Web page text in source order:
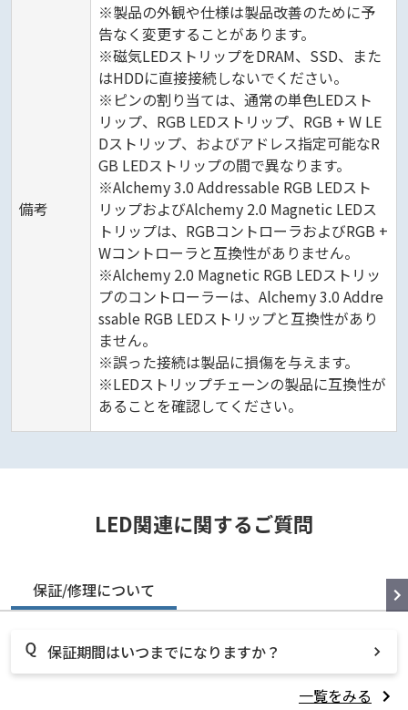
備考
※製品の外観や仕様は製品改善のために予
告なく変更することがあります。
※磁気LEDストリップをDRAM、SSD、また
はHDDに直接接続しないでください。
※ピンの割り当ては、通常の単色LEDスト
リップ、RGB LEDストリップ、RGB + W LE
Dストリップ、およびアドレス指定可能なR
GB LEDストリップの間で異なります。
※Alchemy 3.0 Addressable RGB LEDスト
リップおよびAlchemy 2.0 Magnetic LEDス
トリップは、RGBコントローラおよびRGB +
Wコントローラと互換性がありません。
※Alchemy 2.0 Magnetic RGB LEDストリッ
プのコントローラーは、Alchemy 3.0 Addre
ssable RGB LEDストリップと互換性があり
ません。
※誤った接続は製品に損傷を与えます。
※LEDストリップチェーンの製品に互換性が
あることを確認してください。
LED関連に関するご質問
保証/修理について
保証期間はいつまでになりますか？
一覧をみる